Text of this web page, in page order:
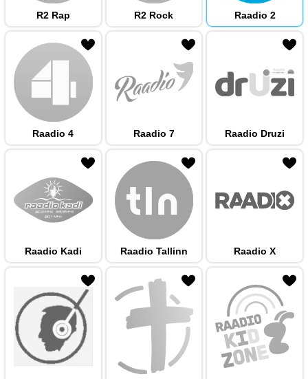
R2 Rap R2 Rock Raadio 2
Raadio 4 Raadio 7 Raadio Druzi
Raadio Kadi Raadio Tallinn Raadio X